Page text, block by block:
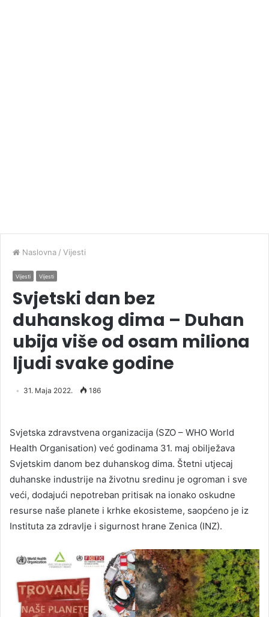
Naslovna / Vijesti
Vijesti Vijesti
Svjetski dan bez
duhanskog dima – Duhan
ubija više od osam miliona
ljudi svake godine
31. Maja 2022. 186
Svjetska zdravstvena organizacija (SZO – WHO World
Health Organisation) već godinama 31. maj obilježava
Svjetskim danom bez duhanskog dima. Štetni utjecaj
duhanske industrije na životnu sredinu je ogroman i sve
veći, dodajući nepotreban pritisak na ionako oskudne
resurse naše planete i krhke ekosisteme, saopćeno je iz
Instituta za zdravlje i sigurnost hrane Zenica (INZ).